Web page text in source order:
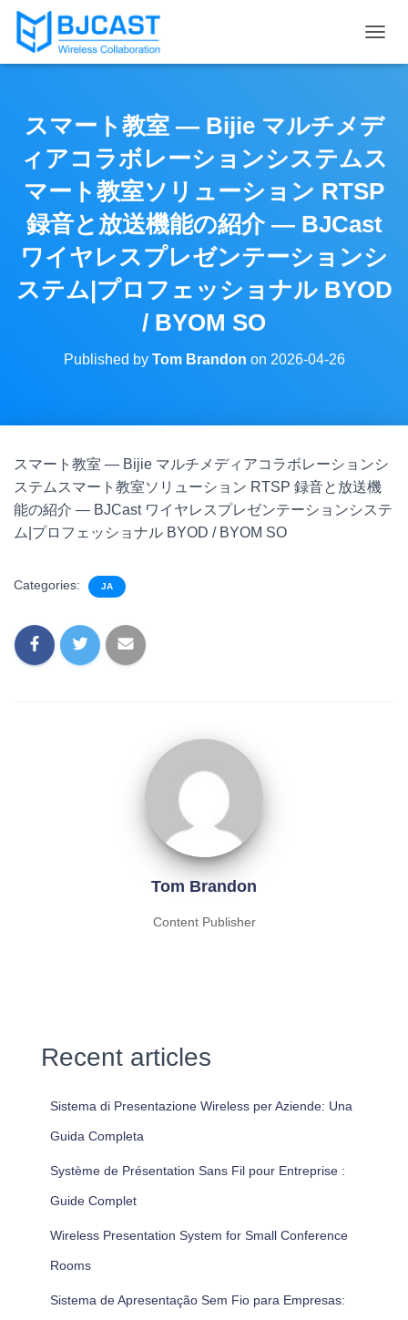
O
L
N
A
V
G
A
T
O
スマート教室 — Bijie マルチメデ
ィアコラボレーションシステムス
マート教室ソリューション RTSP
録音と放送機能の紹介 — BJCast
ワイヤレスプレゼンテーションシ
ステム|プロフェッショナル BYOD
/ BYOM SO
Published by Tom Brandon on 2026-04-26
スマート教室 — Bijie マルチメディアコラボレーションシ
ステムスマート教室ソリューション RTSP 録音と放送機
能の紹介 — BJCast ワイヤレスプレゼンテーションシステ
ム|プロフェッショナル BYOD / BYOM SO
Categories: JA
Tom Brandon
Content Publisher
Recent articles
Sistema di Presentazione Wireless per Aziende: Una
Guida Completa
Système de Présentation Sans Fil pour Entreprise :
Guide Complet
Wireless Presentation System for Small Conference
Rooms
Sistema de Apresentação Sem Fio para Empresas: